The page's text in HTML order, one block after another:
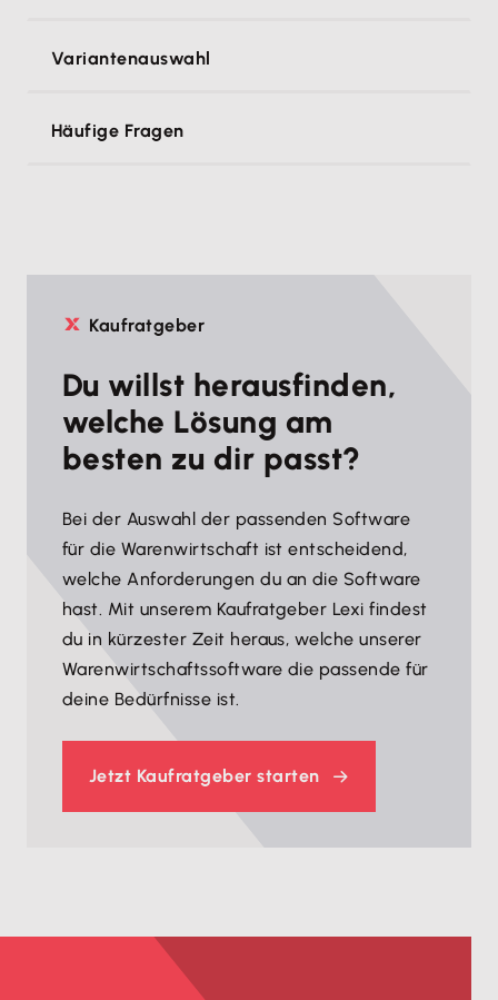
Variantenauswahl
Häufige Fragen
Kaufratgeber
Du willst herausfinden,
welche Lösung am
besten zu dir passt?
Bei der Auswahl der passenden Software
für die Warenwirtschaft ist entscheidend,
welche Anforderungen du an die Software
hast. Mit unserem Kaufratgeber Lexi findest
du in kürzester Zeit heraus, welche unserer
Warenwirtschaftssoftware die passende für
deine Bedürfnisse ist.
Jetzt Kaufratgeber starten